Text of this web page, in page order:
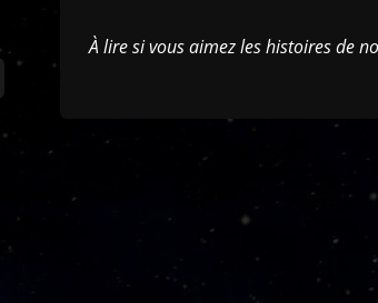
À lire si vous aimez les histoires de